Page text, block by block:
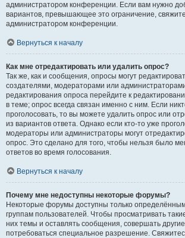
администратором конференции. Если вам нужно
вариантов, превышающее это ограничение,
администратором конференции.
Вернуться к началу
Как мне отредактировать или удалить опрос?
Так же, как и сообщения, опросы могут
создателями, модераторами или
редактирования опроса перейдите к
в теме; опрос всегда связан именно с ним. Если
проголосовать, то вы можете удалить опрос или
из вариантов ответа. Однако если кто-то уже
модераторы или администраторы могут
опрос. Это сделано для того, чтобы нельзя было
ответов во время голосования.
Вернуться к началу
Почему мне недоступны некоторые форумы?
Некоторые форумы доступны только
группам пользователей. Чтобы просматривать
них темы и оставлять сообщения, совершать
потребоваться специальное разрешение.